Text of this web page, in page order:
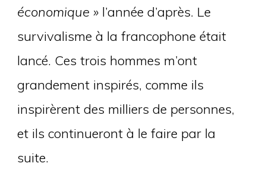
économique »l’année d’après. Le
survivalisme à la francophone était
lancé. Ces trois hommes m’ont
grandement inspirés, comme ils
inspirèrent des milliers de personnes,
et ils continueront à le faire par la
suite.